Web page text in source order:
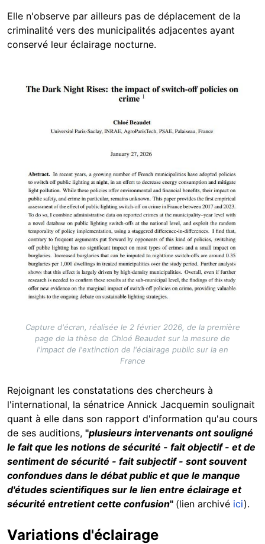
Elle n'observe par ailleurs pas de déplacement de la
criminalité vers des municipalités adjacentes ayant
conservé leur éclairage nocturne.
Image
Capture d'écran, réalisée le 2 février 2026, de la première
page de la thèse de Chloé Beaudet sur la mesure de
l'impact de l'extinction de l'éclairage public sur la en
France
Rejoignant les constatations des chercheurs à
l'international, la sénatrice Annick Jacquemin soulignait
quant à elle dans son rapport d'information qu'au cours
de ses auditions, "plusieurs intervenants ont souligné
le fait que les notions de sécurité - fait objectif - et de
sentiment de sécurité - fait subjectif - sont souvent
confondues dans le débat public et que le manque
d'études scientifiques sur le lien entre éclairage et
sécurité entretient cette confusion" (lien archivé ici).
Variations d'éclairage